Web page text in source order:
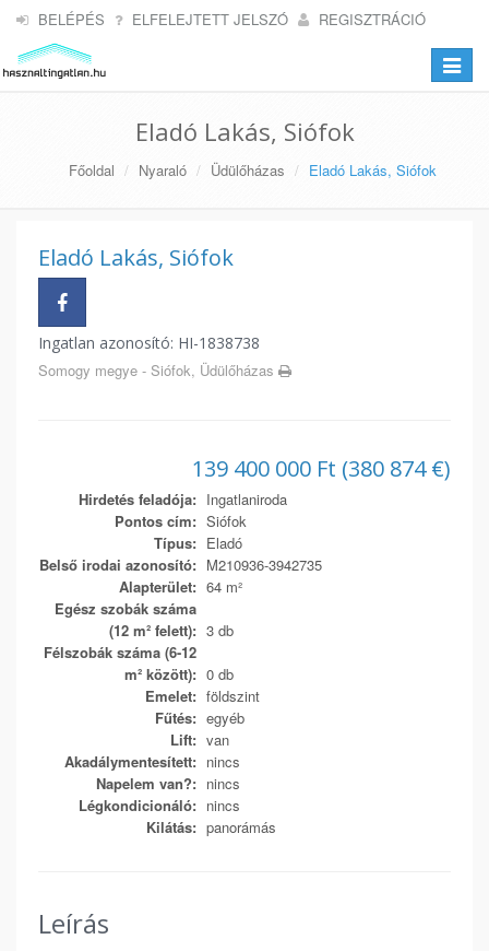
BELÉPÉS ELFELEJTETT JELSZÓ REGISZTRÁCIÓ
Toggle
Eladó Lakás, Siófok
Főoldal Nyaraló Üdülőházas Eladó Lakás, Siófok
Eladó Lakás, Siófok
Ingatlan azonosító: HI-1838738
Somogy megye - Siófok, Üdülőházas
139 400 000 Ft (380 874 €)
Hirdetés feladója: Ingatlaniroda
Pontos cím: Siófok
Típus: Eladó
Belső irodai azonosító: M210936-3942735
Alapterület: 64 m²
Egész szobák száma
(12 m² felett): 3 db
Félszobák száma (6-12
m² között): 0 db
Emelet: földszint
Fűtés: egyéb
Lift: van
Akadálymentesített: nincs
Napelem van?: nincs
Légkondicionáló: nincs
Kilátás: panorámás
Leírás